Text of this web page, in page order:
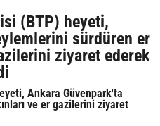
(BTP) heyeti,
sürdüren er
ziyaret ederek
Ankara Güvenpark'ta
ve er gazilerini ziyaret